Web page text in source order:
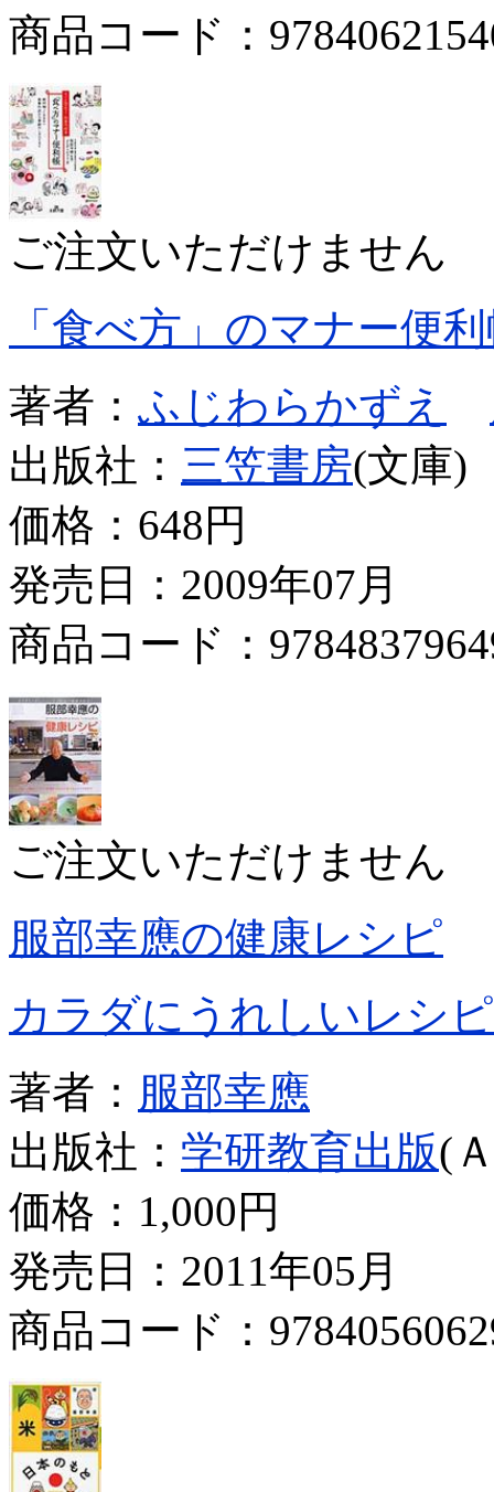
商品コード：
ご注文いただけません
「食べ方」のマナー便
著者： ふじわらかずえ
出版社： 三笠書房(文庫)
価格： 648円
発売日：2009年07月
商品コード：
ご注文いただけません
服部幸應の健康レシピ
カラダにうれしいレシ
著者： 服部幸應
出版社： 学研教育出版(
価格： 1,000円
発売日：2011年05月
商品コード：